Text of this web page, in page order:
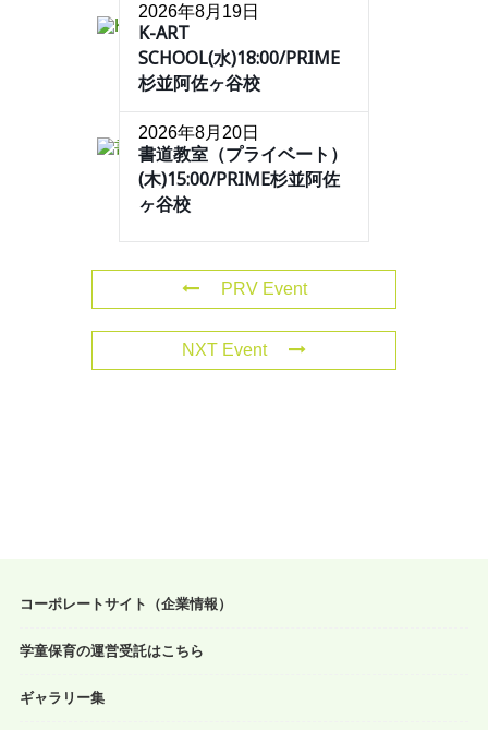
2026年8月19日
K-ART
SCHOOL(水)18:00/PRIME
杉並阿佐ヶ谷校
2026年8月20日
書道教室（プライベート）
(木)15:00/PRIME杉並阿佐
ヶ谷校
PRV Event
NXT Event
コーポレートサイト（企業情報）
学童保育の運営受託はこちら
ギャラリー集